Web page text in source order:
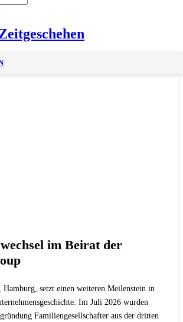
im Beirat der
setzt einen weiteren Meilenstein in
Im Juli 2026 wurden
Familiengesellschafter aus der dritten